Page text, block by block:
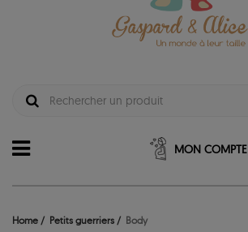
MON COMPTE
Home Petits guerriers Body